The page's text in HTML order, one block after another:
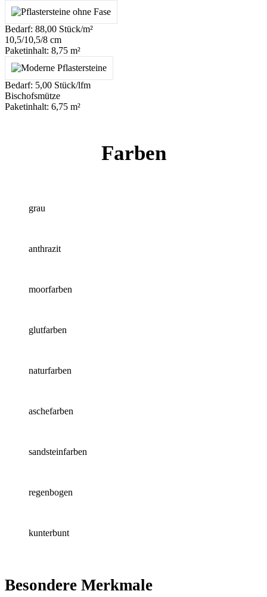
Bedarf: 88,00 Stück/m²
10,5/10,5/8 cm
Paketinhalt: 8,75 m²
Bedarf: 5,00 Stück/lfm
Bischofsmütze
Paketinhalt: 6,75 m²
Farben
grau
anthrazit
moorfarben
glutfarben
naturfarben
aschefarben
sandsteinfarben
regenbogen
kunterbunt
Besondere Merkmale